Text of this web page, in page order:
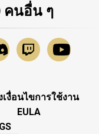
คนอื่น ๆ
งื่อนไขการใช้งาน
EULA